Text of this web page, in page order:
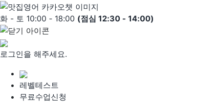
Skip
to
content
화 - 토 10:00 - 18:00 (점심 12:30 - 14:00)
로그인을 해주세요.
레벨테스트
무료수업신청